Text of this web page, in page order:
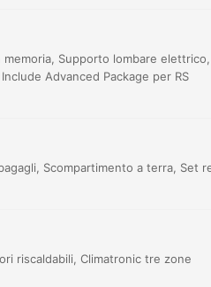
Supporto lombare
Advanced Package per RS
Scompartimento a terra, Set
riscaldabili, Climatronic tre zone